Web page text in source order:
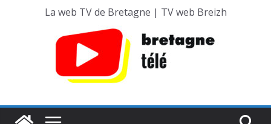
La web TV de Bretagne | TV web Breizh